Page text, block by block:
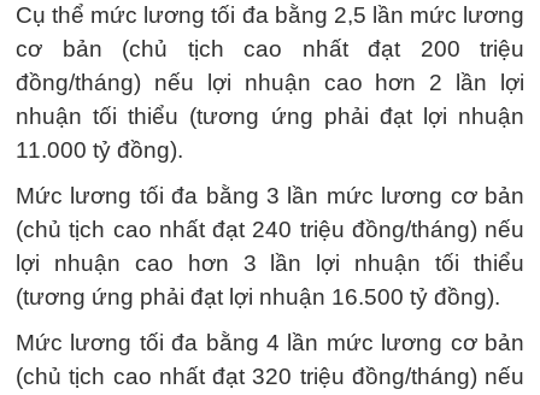
Cụ thể mức lương tối đa bằng 2,5 lần mức lương
cơ bản (chủ tịch cao nhất đạt 200 triệu
đồng/tháng) nếu lợi nhuận cao hơn 2 lần lợi
nhuận tối thiểu (tương ứng phải đạt lợi nhuận
11.000 tỷ đồng).
Mức lương tối đa bằng 3 lần mức lương cơ bản
(chủ tịch cao nhất đạt 240 triệu đồng/tháng) nếu
lợi nhuận cao hơn 3 lần lợi nhuận tối thiểu
(tương ứng phải đạt lợi nhuận 16.500 tỷ đồng).
Mức lương tối đa bằng 4 lần mức lương cơ bản
(chủ tịch cao nhất đạt 320 triệu đồng/tháng) nếu